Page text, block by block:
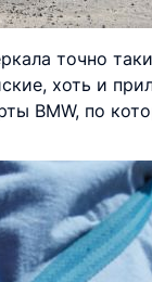
точно
хоть и
BMW, по